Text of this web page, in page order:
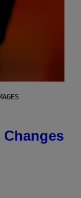
Changes